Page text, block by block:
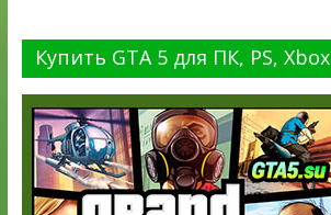
Купить GTA 5 для ПК, PS, Xbox